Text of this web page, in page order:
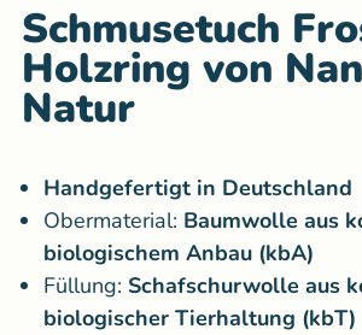
Schmusetuch
Holzring von
Natur
Handgefertigt in Deutschland
Obermaterial: Baumwolle aus
biologischem Anbau (kbA)
Füllung: Schafschurwolle aus
biologischer Tierhaltung (kbT)